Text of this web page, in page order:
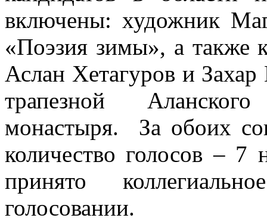
включены: художник
«Поэзия зимы», а также
Аслан Хетагуров и
трапезной
монастыря. За обоих
количество голосов –
принято
голосовании.